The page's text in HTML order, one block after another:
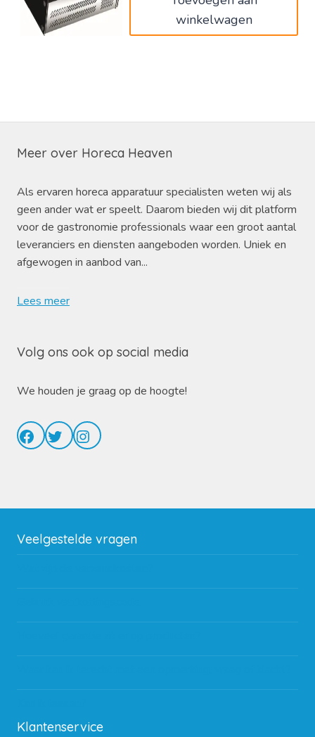
winkelwagen
Meer over Horeca Heaven
Als ervaren horeca apparatuur specialisten weten wij als
geen ander wat er speelt. Daarom bieden wij dit platform
voor de gastronomie professionals waar een groot aantal
leveranciers en diensten aangeboden worden. Uniek en
afgewogen in aanbod van...
Lees meer
Volg ons ook op social media
We houden je graag op de hoogte!
Facebook
TwitterInstagram
Veelgestelde vragen
Klantenservice